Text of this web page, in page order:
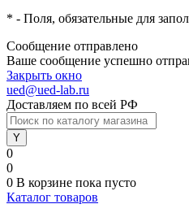
* - Поля, обязательные для
Сообщение отправлено
Ваше сообщение успешно
Закрыть окно
ued@ued-lab.ru
Доставляем по всей РФ
0
0
0 В корзине пока пусто
Каталог товаров